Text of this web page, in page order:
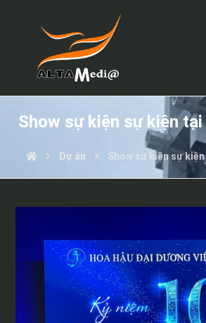
Show sự kiện sự kiện
Dự án Show sự kiện sự